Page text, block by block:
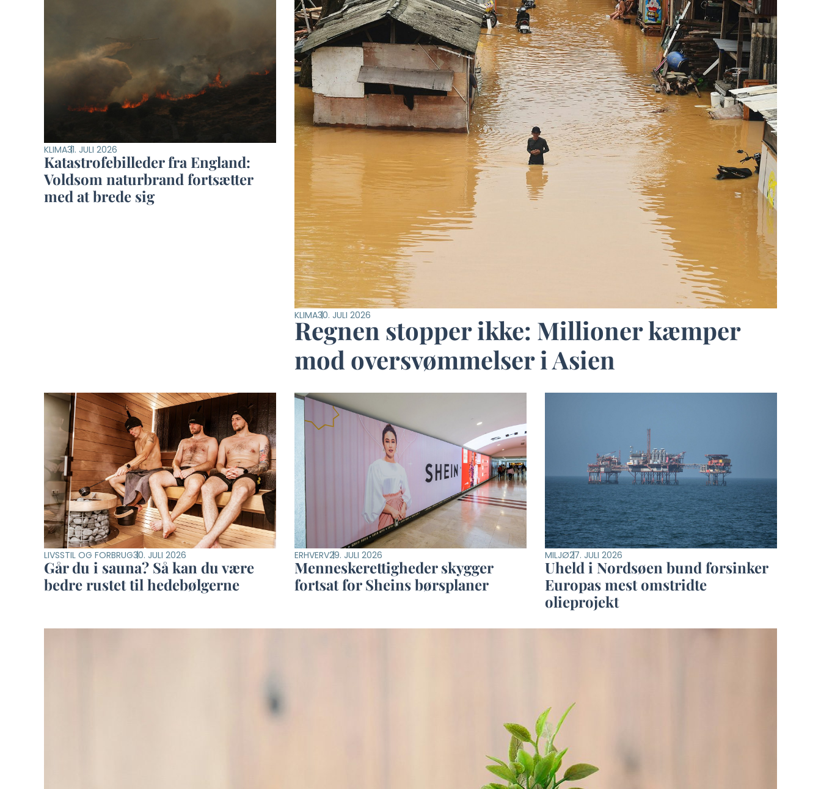
KLIMA31. JULI 2026
Katastrofebilleder fra England:
Voldsom naturbrand fortsætter
med at brede sig
KLIMA30. JULI 2026
Regnen stopper ikke: Millioner kæmper
mod oversvømmelser i Asien
LIVSSTIL OG FORBRUG30. JULI 2026
Går du i sauna? Så kan du være
bedre rustet til hedebølgerne
ERHVERV29. JULI 2026
Menneskerettigheder skygger
fortsat for Sheins børsplaner
MILJØ27. JULI 2026
Uheld i Nordsøen bund forsinker
Europas mest omstridte
olieprojekt